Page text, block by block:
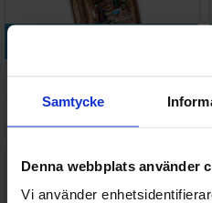
Samtycke
Denna webbplats använder
Vi använder
348 SEK